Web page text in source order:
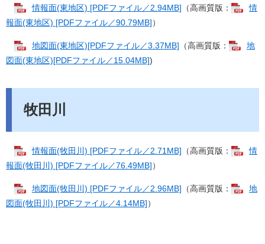
情報面(東地区) [PDFファイル／2.94MB] （高画質版：
情
報面(東地区) [PDFファイル／90.79MB]）
地図面(東地区)[PDFファイル／3.37MB] （高画質版：
地
図面(東地区)[PDFファイル／15.04MB])
牧田川
情報面(牧田川) [PDFファイル／2.71MB] （高画質版：
情
報面(牧田川) [PDFファイル／76.49MB]）
地図面(牧田川) [PDFファイル／2.96MB] （高画質版：
地
図面(牧田川) [PDFファイル／4.14MB]）